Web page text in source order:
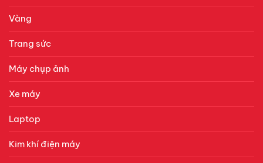
Vàng
Trang sức
Máy chụp ảnh
Xe máy
Laptop
Kim khí điện máy